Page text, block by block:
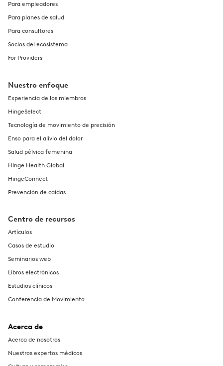
Para empleadores
Para planes de salud
Para consultores
Socios del ecosistema
For Providers
Nuestro enfoque
Experiencia de los miembros
HingeSelect
Tecnología de movimiento de precisión
Enso para el alivio del dolor
Salud pélvica femenina
Hinge Health Global
HingeConnect
Prevención de caídas
Centro de recursos
Artículos
Casos de estudio
Seminarios web
Libros electrónicos
Estudios clínicos
Conferencia de Movimiento
Acerca de
Acerca de nosotros
Nuestros expertos médicos